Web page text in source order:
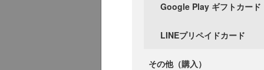
Google Play ギフトカード
LINEプリペイドカード
その他（購入）